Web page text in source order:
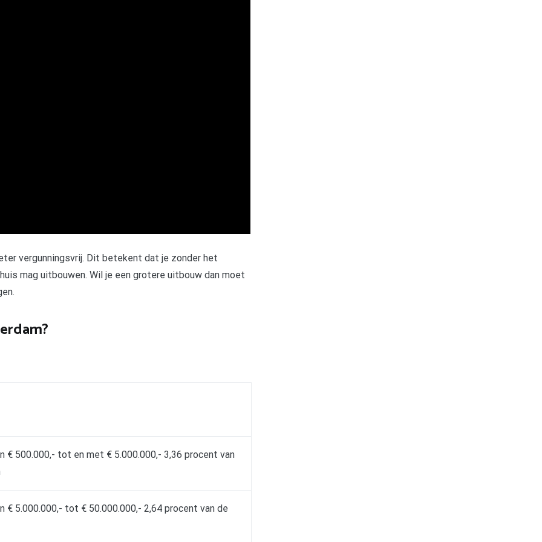
vergunningsvrij. Dit betekent dat je zonder het
mag uitbouwen. Wil je een grotere uitbouw dan moet
€ 500.000,- tot en met € 5.000.000,- 3,36 procent van
€ 5.000.000,- tot € 50.000.000,- 2,64 procent van de